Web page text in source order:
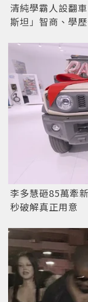
清純學霸人設翻
斯坦」智商、學
李多慧砸85萬牽
秒破解真正用意